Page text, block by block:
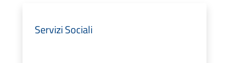
Servizi Sociali